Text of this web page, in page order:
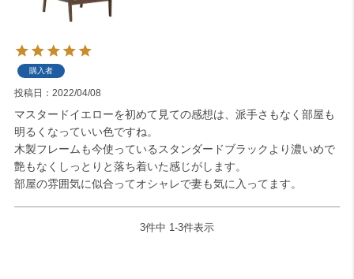
購入者
投稿日 2022/04/08
マスタードイエローを初めて見ての感想は、派手さもなく部屋も
明るくなっていい色ですね。
木製フレームも今使っているスタンダードブラックより濃いめで
艶もなくしっとりと落ち着いた感じがします。
部屋の雰囲気に似合ってオシャレで妻も気に入ってます。
3件中 1-3件表示